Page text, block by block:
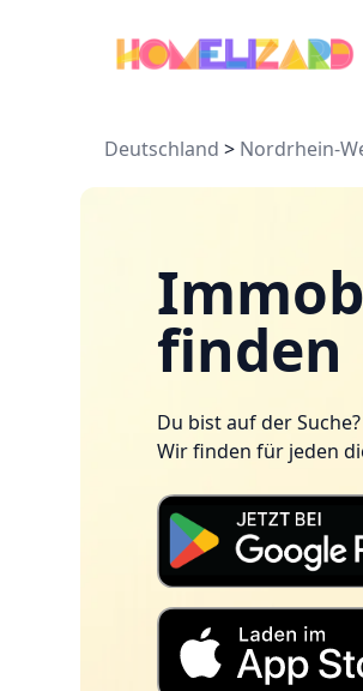
Deutschland > Nordrhein-
finden
Du bist auf der Suche?
Wir finden für jeden